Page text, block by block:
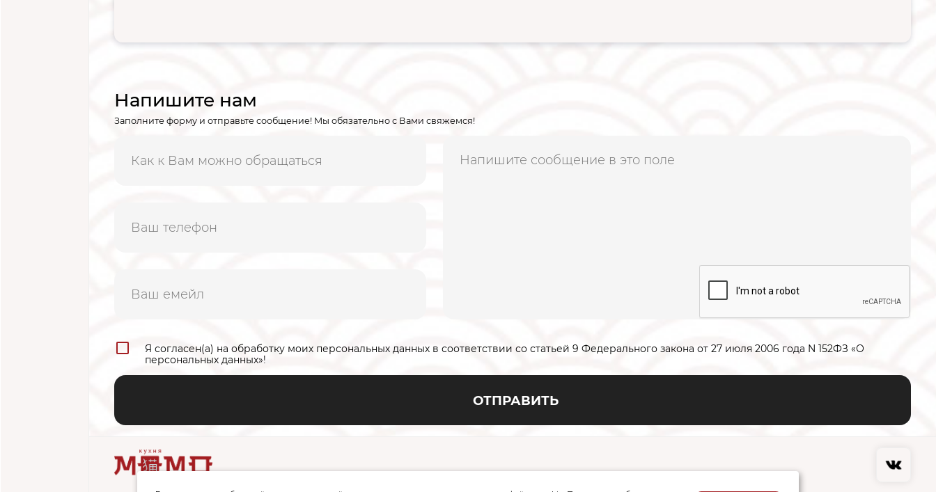
Напишите нам
Заполните форму и отправьте сообщение! Мы обязательно с Вами свяжемся!
Я согласен(а) на обработку моих персональных данных в соответствии со статьей 9 Федерального закона от 27 июля 2006 года N 152­ФЗ «О
персональных данных»!